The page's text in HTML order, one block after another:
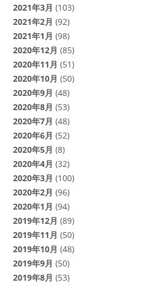
2021年3月 (103)
2021年2月 (92)
2021年1月 (98)
2020年12月 (85)
2020年11月 (51)
2020年10月 (50)
2020年9月 (48)
2020年8月 (53)
2020年7月 (48)
2020年6月 (52)
2020年5月 (8)
2020年4月 (32)
2020年3月 (100)
2020年2月 (96)
2020年1月 (94)
2019年12月 (89)
2019年11月 (50)
2019年10月 (48)
2019年9月 (50)
2019年8月 (53)